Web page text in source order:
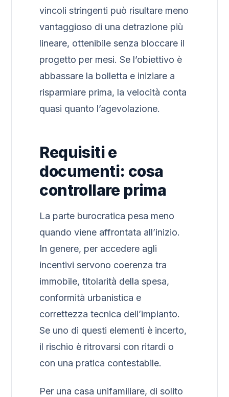
vincoli stringenti può risultare meno
vantaggioso di una detrazione più
lineare, ottenibile senza bloccare il
progetto per mesi. Se l’obiettivo è
abbassare la bolletta e iniziare a
risparmiare prima, la velocità conta
quasi quanto l’agevolazione.
Requisiti e
documenti: cosa
controllare prima
La parte burocratica pesa meno
quando viene affrontata all’inizio.
In genere, per accedere agli
incentivi servono coerenza tra
immobile, titolarità della spesa,
conformità urbanistica e
correttezza tecnica dell’impianto.
Se uno di questi elementi è incerto,
il rischio è ritrovarsi con ritardi o
con una pratica contestabile.
Per una casa unifamiliare, di solito